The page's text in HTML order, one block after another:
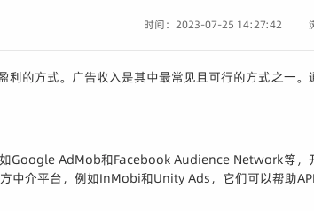
时间：2023-07-25 14:27:42
利的方式。广告收入是其中最常见且可行的方式之一
Google AdMob和Facebook Audience Network等
中介平台，例如InMobi和Unity Ads，它们可以帮助